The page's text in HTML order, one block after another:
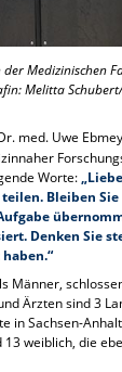
Medizinischen
Melitta
med. Uwe
Worte:
Bleiben
Denken Sie
Männer,
Ärzten sind 3
in Sachsen-
weiblich, die